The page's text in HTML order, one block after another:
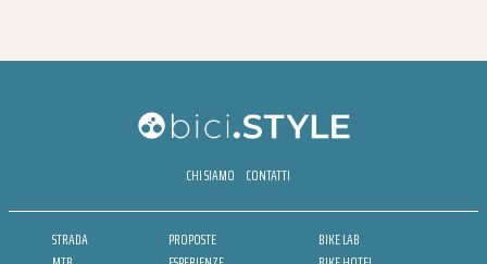
CHI SIAMO CONTATTI
STRADA
PROPOSTE
BIKE LAB